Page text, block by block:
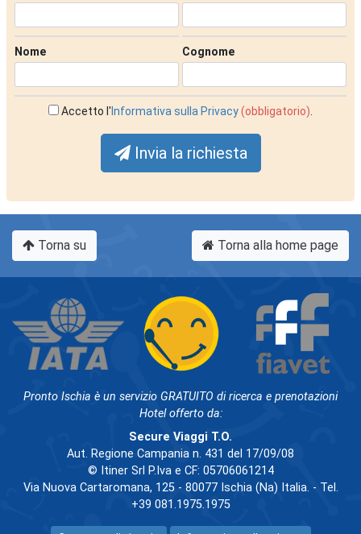
Nome Cognome
Accetto l' Informativa sulla Privacy(obbligatorio)
Invia la richiesta
Torna su Torna alla home page
Pronto Ischia è un servizio GRATUITO di ricerca e prenotazioni
Hotel offerto da:
Secure Viaggi T.O.
Aut. Regione Campania n. 431 del 17/09/08
© Itiner Srl P.Iva e CF: 05706061214
Via Nuova Cartaromana, 125 - 80077 Ischia (Na) Italia. - Tel.
+39 081.1975.1975